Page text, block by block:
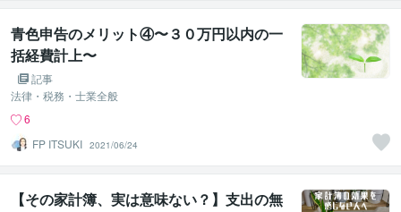
青色申告のメリット④〜３０万円以内の一
括経費計上〜
記事
法律・税務・士業全般
6
FP ITSUKI 2021/06/24
【その家計簿、実は意味ない？】支出の無